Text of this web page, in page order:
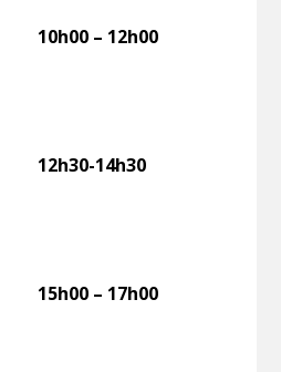
10h00 – 12h00
12h30-14h30
15h00 – 17h00